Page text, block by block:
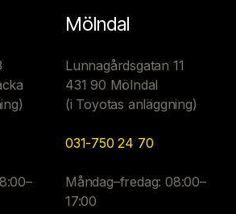
Mölndal
Lunnagårdsgatan 11
431 90 Mölndal
(i Toyotas anläggning)
031-750 24 70
Måndag–fredag: 08:00–
17:00